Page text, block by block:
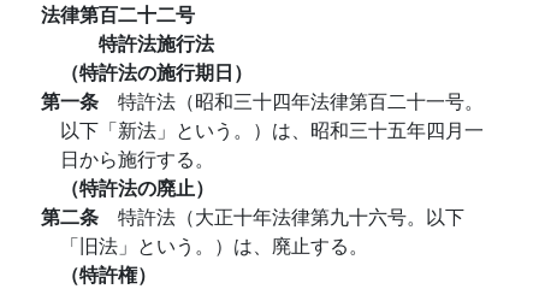
法律第百二十二号
特許法施行法
（特許法の施行期日）
第一条 特許法（昭和三十四年法律第百二十一号。
以下「新法」という。）は、昭和三十五年四月一
日から施行する。
（特許法の廃止）
第二条 特許法（大正十年法律第九十六号。以下
「旧法」という。）は、廃止する。
（特許権）